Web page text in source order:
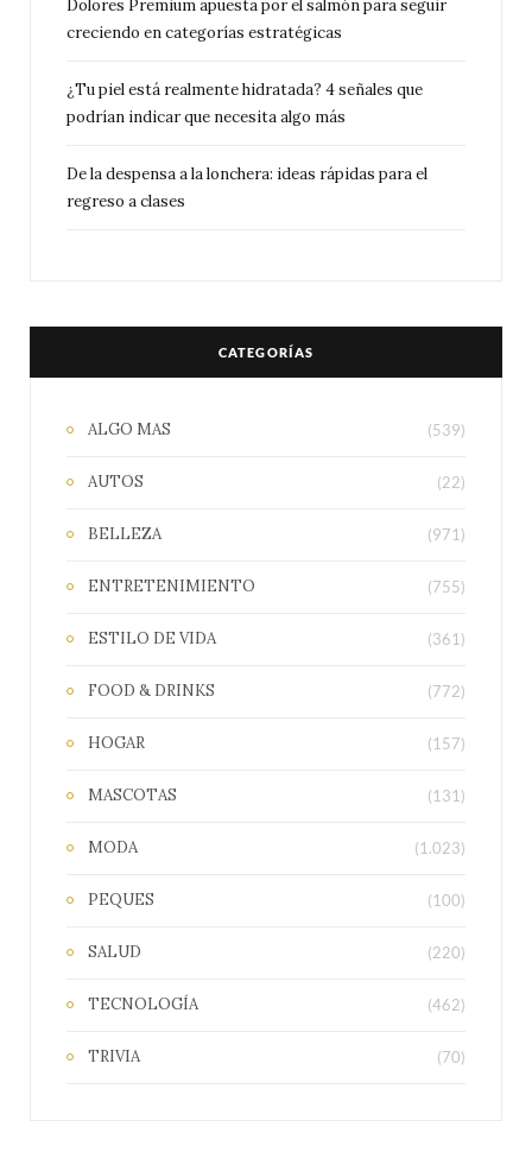
Dolores Premium apuesta por el salmón para seguir
creciendo en categorías estratégicas
¿Tu piel está realmente hidratada? 4 señales que
podrían indicar que necesita algo más
De la despensa a la lonchera: ideas rápidas para el
regreso a clases
CATEGORÍAS
ALGO MAS (539)
AUTOS (22)
BELLEZA (971)
ENTRETENIMIENTO (755)
ESTILO DE VIDA (361)
FOOD & DRINKS (772)
HOGAR (157)
MASCOTAS (131)
MODA (1.023)
PEQUES (100)
SALUD (220)
TECNOLOGÍA (462)
TRIVIA (70)